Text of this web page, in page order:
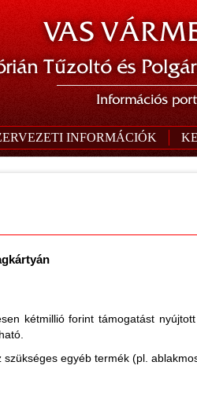
VAS
Tűzoltó és
Információs
INFORMÁCIÓK
kétmillió forint támogatást
egyéb termék (pl.